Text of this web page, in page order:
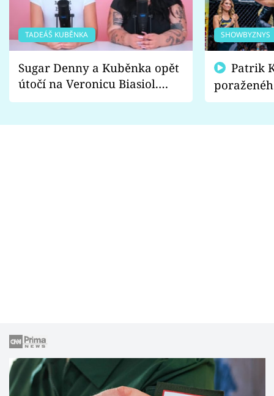
TADEÁŠ KUBĚNKA
Sugar Denny a Kuběnka opět
útočí na Veronicu Biasiol.
Proč je podle nich falešná a
SHOWBYZNYS
fanoušci